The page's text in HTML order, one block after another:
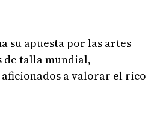
su apuesta por las artes
de talla mundial,
a valorar el rico